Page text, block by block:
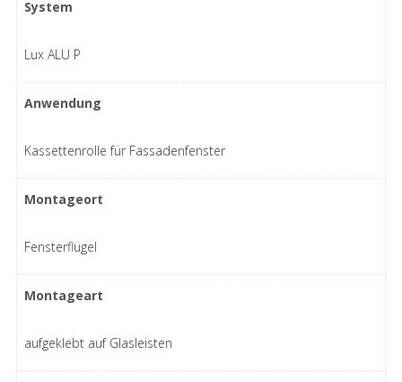
System
Lux ALU P
Anwendung
Kassettenrolle für Fassadenfenster
Montageort
Fensterflügel
Montageart
aufgeklebt auf Glasleisten